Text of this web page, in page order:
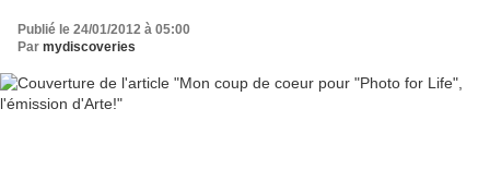
Publié le 24/01/2012 à 05:00
Par mydiscoveries